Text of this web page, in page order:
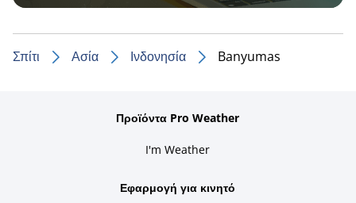
Σπίτι Ασία Ινδονησία Banyumas
Προϊόντα Pro Weather
I'm Weather
Εφαρμογή για κινητό